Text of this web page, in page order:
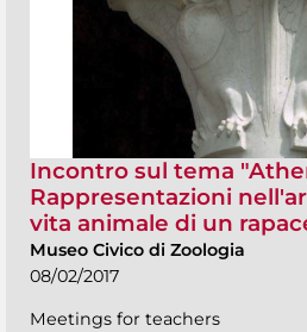
Incontro sul tema
Rappresentazioni
vita animale di un
Museo Civico di Zoologia
08/02/2017
Meetings for teachers